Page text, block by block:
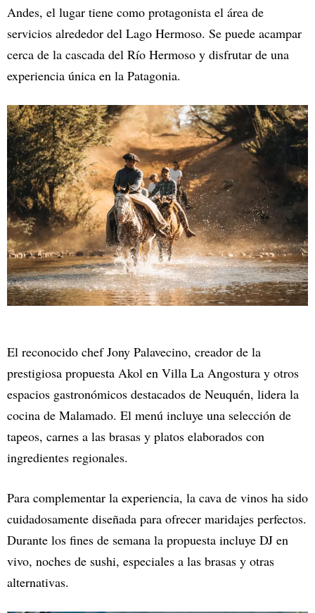
Andes, el lugar tiene como protagonista el área de
servicios alrededor del Lago Hermoso. Se puede acampar
cerca de la cascada del Río Hermoso y disfrutar de una
experiencia única en la Patagonia.
El reconocido chef Jony Palavecino, creador de la
prestigiosa propuesta Akol en Villa La Angostura y otros
espacios gastronómicos destacados de Neuquén, lidera la
cocina de Malamado. El menú incluye una selección de
tapeos, carnes a las brasas y platos elaborados con
ingredientes regionales.
Para complementar la experiencia, la cava de vinos ha sido
cuidadosamente diseñada para ofrecer maridajes perfectos.
Durante los fines de semana la propuesta incluye DJ en
vivo, noches de sushi, especiales a las brasas y otras
alternativas.